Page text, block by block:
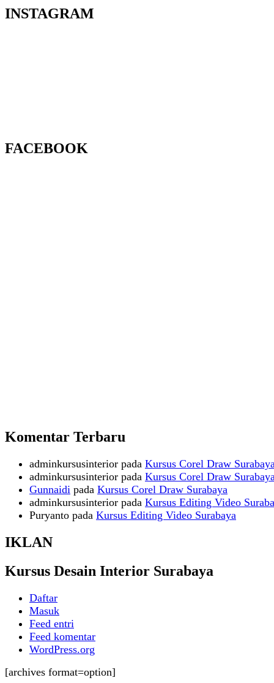
INSTAGRAM
FACEBOOK
Komentar Terbaru
adminkursusinterior pada Kursus Corel Draw
adminkursusinterior pada Kursus Corel Draw
Gunnaidi pada Kursus Corel Draw Surabaya
adminkursusinterior pada Kursus Editing Video
Puryanto pada Kursus Editing Video Surabaya
IKLAN
Kursus Desain Interior Surabaya
Daftar
Masuk
Feed entri
Feed komentar
WordPress.org
[archives format=option]